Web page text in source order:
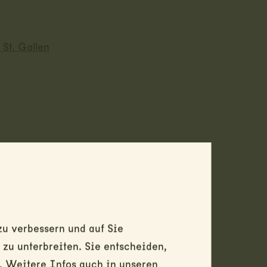
verbessern und auf Sie
unterbreiten. Sie entscheiden,
Weitere Infos auch in unseren